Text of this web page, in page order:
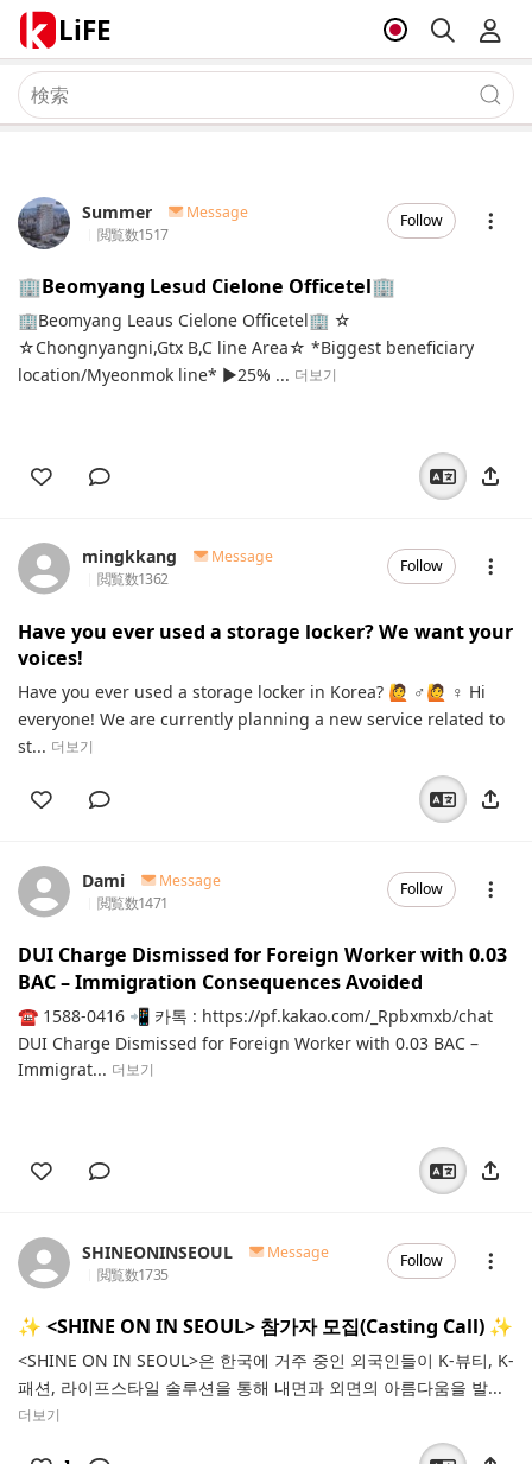
LiFE
Summer
Message
閲覧数1517
Follow
🏢Beomyang Lesud Cielone Officetel🏢
🏢Beomyang Leaus Cielone Officetel🏢 ☆
☆Chongnyangni,Gtx B,C line Area☆ *Biggest beneficiary
location/Myeonmok line* ▶️25% ... 더보기
mingkkang
Message
閲覧数1362
Follow
Have you ever used a storage locker? We want your
voices!
Have you ever used a storage locker in Korea? 🙋 ♂️🙋 ♀️ Hi
everyone! We are currently planning a new service related to
st... 더보기
Dami
Message
閲覧数1471
Follow
DUI Charge Dismissed for Foreign Worker with 0.03
BAC – Immigration Consequences Avoided
☎️ 1588-0416 📲 카톡 : https://pf.kakao.com/_Rpbxmxb/chat
DUI Charge Dismissed for Foreign Worker with 0.03 BAC –
Immigrat... 더보기
SHINEONINSEOUL
Message
閲覧数1735
Follow
✨ <SHINE ON IN SEOUL> 참가자 모집(Casting Call) ✨
<SHINE ON IN SEOUL>은 한국에 거주 중인 외국인들이 K-뷰티, K-
패션, 라이프스타일 솔루션을 통해 내면과 외면의 아름다움을 발...
더보기